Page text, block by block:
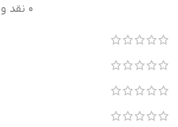
0 نقد و بررسی